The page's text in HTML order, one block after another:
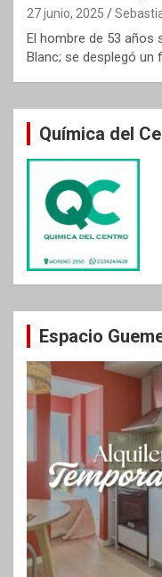
27 junio, 2025
El hombre de 53 años
Blanc; se desplegó un
Química del
Espacio